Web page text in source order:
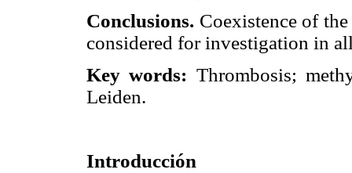
Conclusions. Coexistence of
considered for investigation in
Key words: Thrombosis;
Leiden.
Introducción